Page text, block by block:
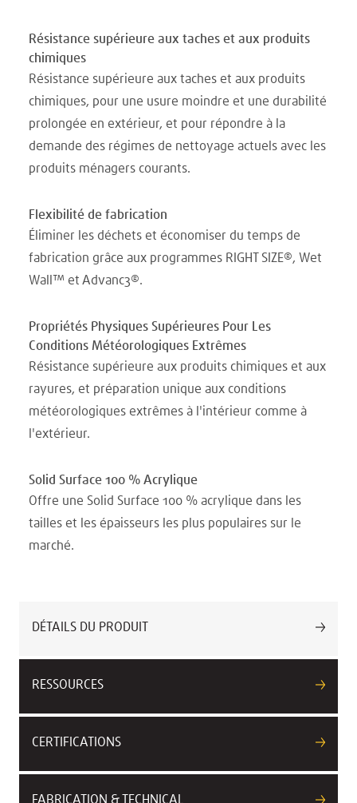
Résistance supérieure aux taches et aux produits
chimiques
Résistance supérieure aux taches et aux produits
chimiques, pour une usure moindre et une durabilité
prolongée en extérieur, et pour répondre à la
demande des régimes de nettoyage actuels avec les
produits ménagers courants.
Flexibilité de fabrication
Éliminer les déchets et économiser du temps de
fabrication grâce aux programmes RIGHT SIZE®, Wet
Wall™ et Advanc3®.
Propriétés Physiques Supérieures Pour Les
Conditions Météorologiques Extrêmes
Résistance supérieure aux produits chimiques et aux
rayures, et préparation unique aux conditions
météorologiques extrêmes à l'intérieur comme à
l'extérieur.
Solid Surface 100 % Acrylique
Offre une Solid Surface 100 % acrylique dans les
tailles et les épaisseurs les plus populaires sur le
marché.
DÉTAILS DU PRODUIT
RESSOURCES
CERTIFICATIONS
FABRICATION & TECHNICAL